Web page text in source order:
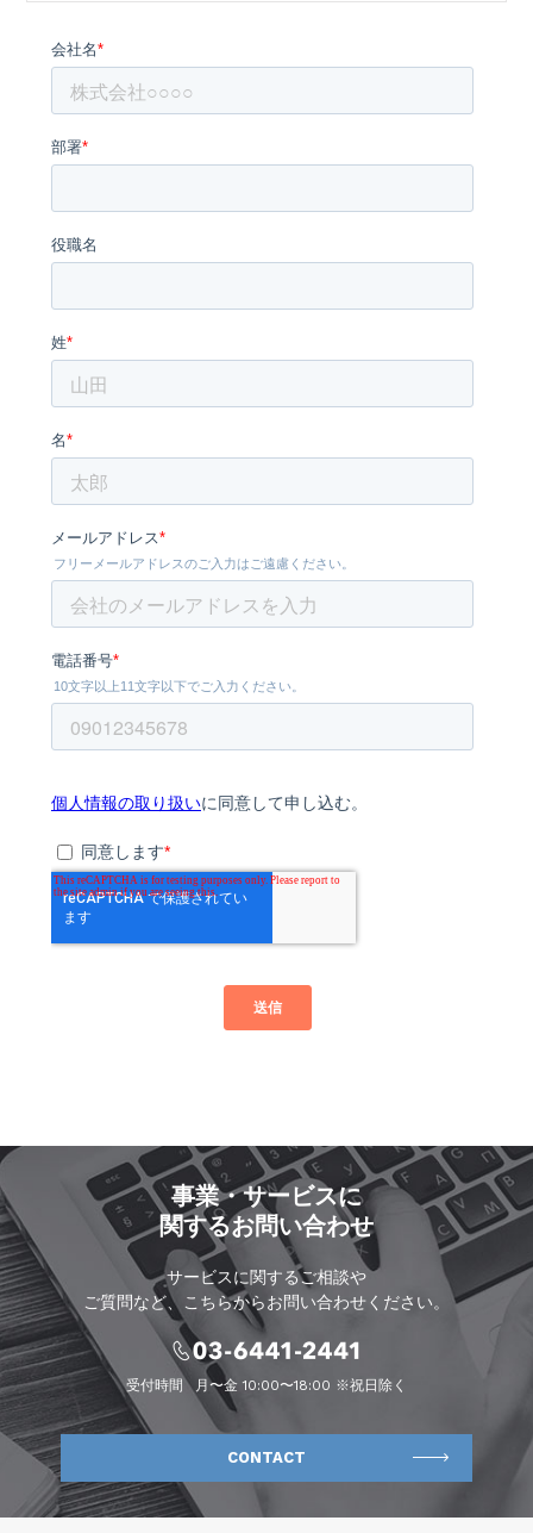
事業・サービスに
関するお問い合わせ
サービスに関するご相談や
ご質問など、こちらからお問い合わせください。
受付時間 月〜金 10:00〜18:00 ※祝日除く
CONTACT